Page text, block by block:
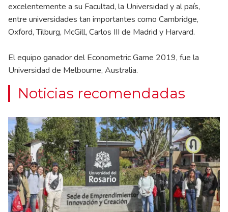
excelentemente a su Facultad, la Universidad y al país,
entre universidades tan importantes como Cambridge,
Oxford, Tilburg, McGill, Carlos III de Madrid y Harvard.
El equipo ganador del Econometric Game 2019, fue la
Universidad de Melbourne, Australia.
Noticias recomendadas